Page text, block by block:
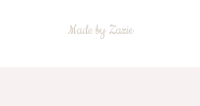
Made by Zazie